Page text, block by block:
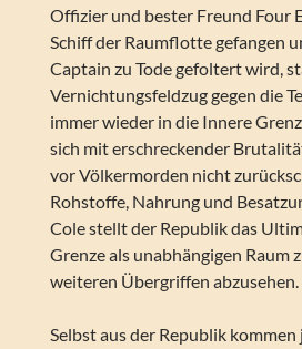
Offizier und bester Freund Four
Schiff der Raumflotte gefangen
Captain zu Tode gefoltert wird,
Vernichtungsfeldzug gegen die
immer wieder in die Innere
sich mit erschreckender
vor Völkermorden nicht
Rohstoffe, Nahrung und
Cole stellt der Republik das
Grenze als unabhängigen Raum
weiteren Übergriffen abzusehen.
Selbst aus der Republik